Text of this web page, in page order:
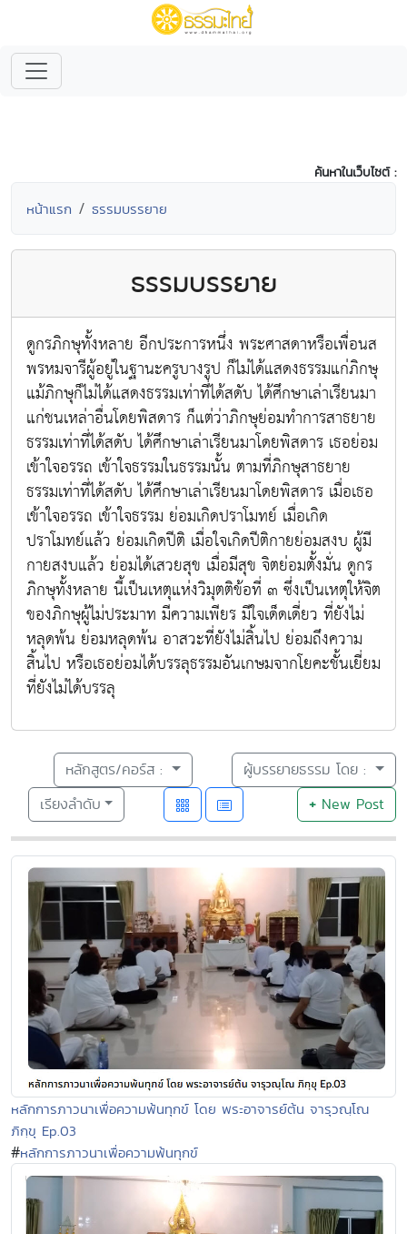
ค้นหาในเว็บไซต์ :
หน้าแรก ธรรมบรรยาย
ธรรมบรรยาย
ดูกรภิกษุทั้งหลาย อีกประการหนึ่ง พระศาสดาหรือเพื่อนส
พรหมจารีผู้อยู่ในฐานะครูบางรูป ก็ไม่ได้แสดงธรรมแก่ภิกษุ
แม้ภิกษุก็ไม่ได้แสดงธรรมเท่าที่ได้สดับ ได้ศึกษาเล่าเรียนมา
แก่ชนเหล่าอื่นโดยพิสดาร ก็แต่ว่าภิกษุย่อมทำการสาธยาย
ธรรมเท่าที่ได้สดับ ได้ศึกษาเล่าเรียนมาโดยพิสดาร เธอย่อม
เข้าใจอรรถ เข้าใจธรรมในธรรมนั้น ตามที่ภิกษุสาธยาย
ธรรมเท่าที่ได้สดับ ได้ศึกษาเล่าเรียนมาโดยพิสดาร เมื่อเธอ
เข้าใจอรรถ เข้าใจธรรม ย่อมเกิดปราโมทย์ เมื่อเกิด
ปราโมทย์แล้ว ย่อมเกิดปีติ เมื่อใจเกิดปีติกายย่อมสงบ ผู้มี
กายสงบแล้ว ย่อมได้เสวยสุข เมื่อมีสุข จิตย่อมตั้งมั่น ดูกร
ภิกษุทั้งหลาย นี้เป็นเหตุแห่งวิมุตติข้อที่ ๓ ซึ่งเป็นเหตุให้จิต
ของภิกษุผู้ไม่ประมาท มีความเพียร มีใจเด็ดเดี่ยว ที่ยังไม่
หลุดพ้น ย่อมหลุดพ้น อาสวะที่ยังไม่สิ้นไป ย่อมถึงความ
สิ้นไป หรือเธอย่อมได้บรรลุธรรมอันเกษมจากโยคะชั้นเยี่ยม
ที่ยังไม่ได้บรรลุ
หลักสูตร/คอร์ส :
ผู้บรรยายธรรม โดย :
เรียงลำดับ
+New Post
หลักการภาวนาเพื่อความพ้นทุกข์ โดย พระอาจารย์ต้น จารุวณฺโณ
ภิกฺขุ Ep.03
#หลักการภาวนาเพื่อความพ้นทุกข์